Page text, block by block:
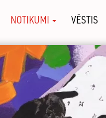
NOTIKUMI VĒSTIS